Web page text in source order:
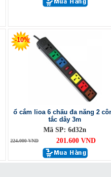
-10%
ổ cắm lioa 6 chấu đa năng 2
tắc dây 3m
Mã SP: 6d32n
224.000 VND 201.600 VND